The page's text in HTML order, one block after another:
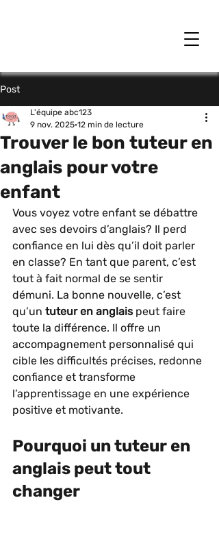
Post
Trouver le bon tuteur en
anglais pour votre
enfant
L'équipe abc123
9 nov. 2025 12 min de lecture
Vous voyez votre enfant se débattre
avec ses devoirs d’anglais? Il perd
confiance en lui dès qu’il doit parler
en classe? En tant que parent, c’est
tout à fait normal de se sentir
démuni. La bonne nouvelle, c’est
qu’un tuteur en anglais peut faire
toute la différence. Il offre un
accompagnement personnalisé qui
cible les difficultés précises, redonne
confiance et transforme
l’apprentissage en une expérience
positive et motivante.
Pourquoi un tuteur en
anglais peut tout
changer